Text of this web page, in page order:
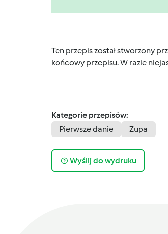
Ten przepis został stworzony
końcowy przepisu. W razie
Kategorie przepisów:
Pierwsze danie
Zupa
Wyślij do wydruku